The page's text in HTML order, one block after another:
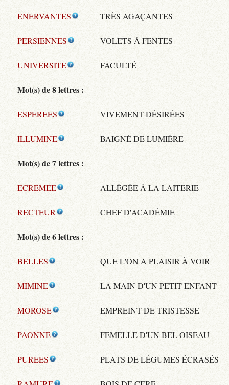
ENERVANTES TRÈS AGAÇANTES
PERSIENNES VOLETS À FENTES
UNIVERSITE FACULTÉ
Mot(s) de 8 lettres :
ESPEREES VIVEMENT DÉSIRÉES
ILLUMINE BAIGNÉ DE LUMIÈRE
Mot(s) de 7 lettres :
ECREMEE ALLÉGÉE À LA LAITERIE
RECTEUR CHEF D'ACADÉMIE
Mot(s) de 6 lettres :
BELLES QUE L'ON A PLAISIR À VOIR
MIMINE LA MAIN D'UN PETIT ENFANT
MOROSE EMPREINT DE TRISTESSE
PAONNE FEMELLE D'UN BEL OISEAU
PUREES PLATS DE LÉGUMES ÉCRASÉS